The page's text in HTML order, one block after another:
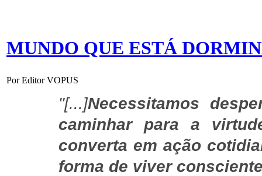
MUNDO QUE ESTÁ
Por Editor VOPUS
"[...]Necessitamos
caminhar para a
converta em ação
forma de viver